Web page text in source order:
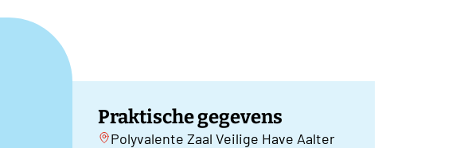
Praktische gegevens
Polyvalente Zaal Veilige Have Aalter